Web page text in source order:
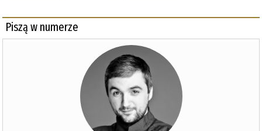
Piszą w numerze